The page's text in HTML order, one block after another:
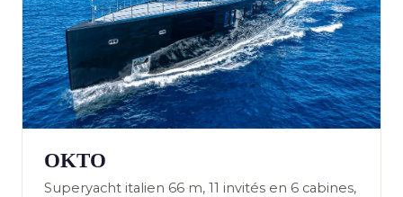
OKTO
Superyacht italien 66 m, 11 invités en 6 cabines,